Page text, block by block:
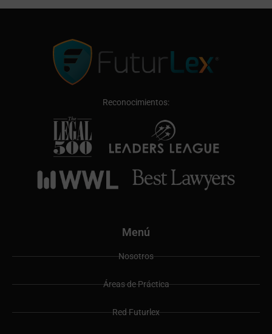
Reconocimientos:
Menú
Nosotros
Áreas de Práctica
Red Futurlex